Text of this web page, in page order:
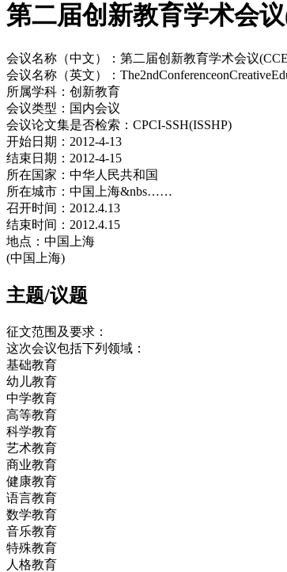
第二届创新教育学术会
会议名称（中文）：第二届创新教育学术会议
会议名称（英文）：
所属学科：创新教育
会议类型：国内会议
会议论文集是否检索：CPCI-SSH(ISSHP)
开始日期：2012-4-13
结束日期：2012-4-15
所在国家：中华人民共和国
所在城市：中国上海&nbs……
召开时间：2012.4.13
结束时间：2012.4.15
地点：中国上海
(中国上海)
主题/议题
征文范围及要求：
这次会议包括下列领域：
基础教育
幼儿教育
中学教育
高等教育
科学教育
艺术教育
商业教育
健康教育
语言教育
数学教育
音乐教育
特殊教育
人格教育